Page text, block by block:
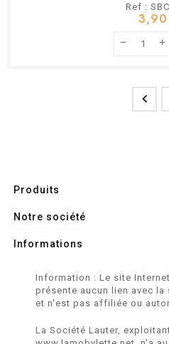
Ref :

Produits
Notre société
Informations
Information : Le site
présente aucun lien avec la
et n'est pas affiliée ou
La Société Lauter,